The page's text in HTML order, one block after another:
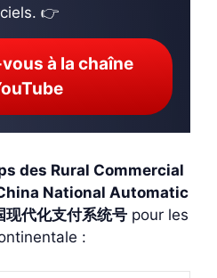
👉
à la chaîne
des Rural Commercial
National Automatic
代化支付系统号 pour les
: